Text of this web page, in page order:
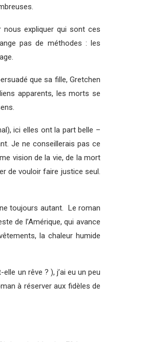
nous expliquer qui sont ces
pas de méthodes : les
que sa fille, Gretchen
apparents, les morts se
ici elles ont la part belle –
Je ne conseillerais pas ce
vision de la vie, de la mort
de vouloir faire justice seul.
toujours autant. Le roman
de l’Amérique, qui avance
la chaleur humide
un rêve ? ), j’ai eu un peu
à réserver aux fidèles de